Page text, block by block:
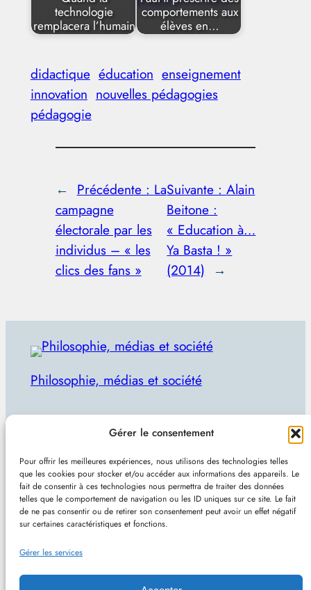
Gérer le consentement
Pour offrir les meilleures expériences, nous utilisons des technologies telles
que les cookies pour stocker et/ou accéder aux informations des appareils. Le
fait de consentir à ces technologies nous permettra de traiter des données
telles que le comportement de navigation ou les ID uniques sur ce site. Le fait
de ne pas consentir ou de retirer son consentement peut avoir un effet négatif
sur certaines caractéristiques et fonctions.
Gérer les services
technologie
remplacera l’humain
comportements aux
élèves en…
didactique éducation enseignement
innovation nouvelles pédagogies
pédagogie
← Précédente : La
campagne
électorale par les
individus – « les
clics des fans »
Suivante :Alain
Beitone :
« Education à…
Ya Basta ! »
(2014) →
Philosophie, médias et société
e
c
h
e
r
c
Plan du site–Mentions et confidentialité–Sans
pub et indépendant